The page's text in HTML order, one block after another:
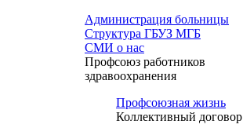
Администрация больницы
Структура ГБУЗ МГБ
СМИ о нас
Профсоюз работников
здравоохранения
Профсоюзная жизнь
Коллективный договор